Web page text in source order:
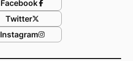
Facebook
Twitter
Instagram